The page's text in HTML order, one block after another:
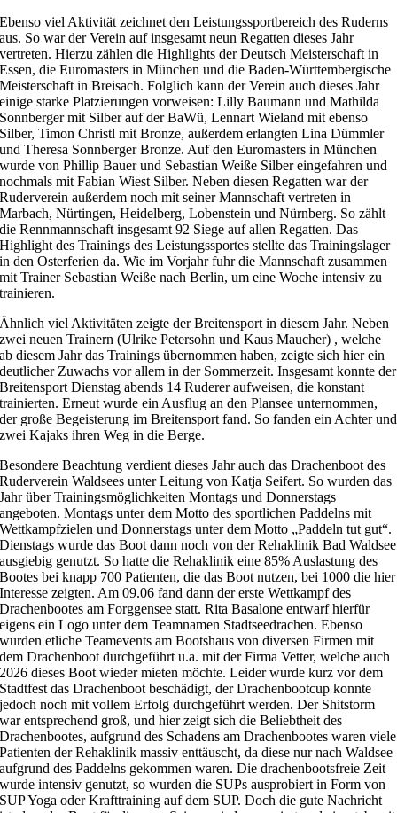
Ebenso viel Aktivität zeichnet den Leistungssportbereich des Ruderns
aus. So war der Verein auf insgesamt neun Regatten dieses Jahr
vertreten. Hierzu zählen die Highlights der Deutsch Meisterschaft in
Essen, die Euromasters in München und die Baden-Württembergische
Meisterschaft in Breisach. Folglich kann der Verein auch dieses Jahr
einige starke Platzierungen vorweisen: Lilly Baumann und Mathilda
Sonnberger mit Silber auf der BaWü, Lennart Wieland mit ebenso
Silber, Timon Christl mit Bronze, außerdem erlangten Lina Dümmler
und Theresa Sonnberger Bronze. Auf den Euromasters in München
wurde von Phillip Bauer und Sebastian Weiße Silber eingefahren und
nochmals mit Fabian Wiest Silber. Neben diesen Regatten war der
Ruderverein außerdem noch mit seiner Mannschaft vertreten in
Marbach, Nürtingen, Heidelberg, Lobenstein und Nürnberg. So zählt
die Rennmannschaft insgesamt 92 Siege auf allen Regatten. Das
Highlight des Trainings des Leistungssportes stellte das Trainingslager
in den Osterferien da. Wie im Vorjahr fuhr die Mannschaft zusammen
mit Trainer Sebastian Weiße nach Berlin, um eine Woche intensiv zu
trainieren.
Ähnlich viel Aktivitäten zeigte der Breitensport in diesem Jahr. Neben
zwei neuen Trainern (Ulrike Petersohn und Kaus Maucher) , welche
ab diesem Jahr das Trainings übernommen haben, zeigte sich hier ein
deutlicher Zuwachs vor allem in der Sommerzeit. Insgesamt konnte der
Breitensport Dienstag abends 14 Ruderer aufweisen, die konstant
trainierten. Erneut wurde ein Ausflug an den Plansee unternommen,
der große Begeisterung im Breitensport fand. So fanden ein Achter und
zwei Kajaks ihren Weg in die Berge.
Besondere Beachtung verdient dieses Jahr auch das Drachenboot des
Ruderverein Waldsees unter Leitung von Katja Seifert. So wurden das
Jahr über Trainingsmöglichkeiten Montags und Donnerstags
angeboten. Montags unter dem Motto des sportlichen Paddelns mit
Wettkampfzielen und Donnerstags unter dem Motto „Paddeln tut gut“.
Dienstags wurde das Boot dann noch von der Rehaklinik Bad Waldsee
ausgiebig genutzt. So hatte die Rehaklinik eine 85% Auslastung des
Bootes bei knapp 700 Patienten, die das Boot nutzen, bei 1000 die hier
Interesse zeigten. Am 09.06 fand dann der erste Wettkampf des
Drachenbootes am Forggensee statt. Rita Basalone entwarf hierfür
eigens ein Logo unter dem Teamnamen Stadtseedrachen. Ebenso
wurden etliche Teamevents am Bootshaus von diversen Firmen mit
dem Drachenboot durchgeführt u.a. mit der Firma Vetter, welche auch
2026 dieses Boot wieder mieten möchte. Leider wurde kurz vor dem
Stadtfest das Drachenboot beschädigt, der Drachenbootcup konnte
jedoch noch mit vollem Erfolg durchgeführt werden. Der Shitstorm
war entsprechend groß, und hier zeigt sich die Beliebtheit des
Drachenbootes, aufgrund des Schadens am Drachenbootes waren viele
Patienten der Rehaklinik massiv enttäuscht, da diese nur nach Waldsee
aufgrund des Paddelns gekommen waren. Die drachenbootsfreie Zeit
wurde intensiv genutzt, so wurden die SUPs ausprobiert in Form von
SUP Yoga oder Krafttraining auf dem SUP. Doch die gute Nachricht